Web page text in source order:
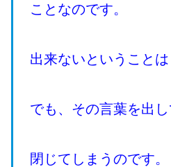
ことなのです。
出来ないということは
でも、その言葉を出
閉じてしまうのです。